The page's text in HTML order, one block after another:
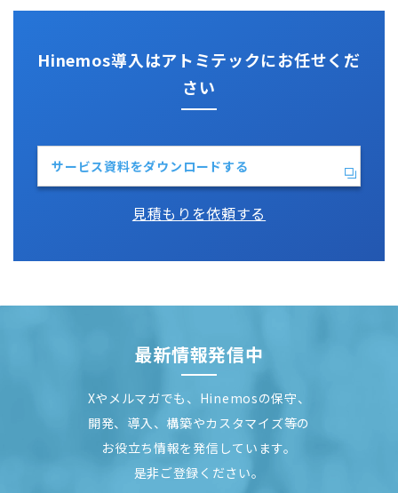
Hinemos導入はアトミテックにお任せくだ
さい
サービス資料をダウンロードする
見積もりを依頼する
最新情報発信中
Xやメルマガでも、Hinemosの保守、
開発、導入、構築やカスタマイズ等の
お役立ち情報を発信しています。
是非ご登録ください。